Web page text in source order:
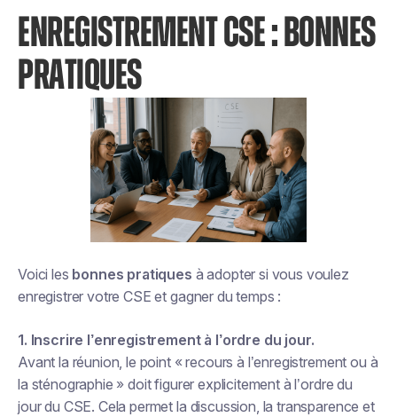
ENREGISTREMENT CSE : BONNES
PRATIQUES
Voici les bonnes pratiques à adopter si vous voulez
enregistrer votre CSE et gagner du temps :
1. Inscrire l’enregistrement à l’ordre du jour.
Avant la réunion, le point « recours à l’enregistrement ou à
la sténographie » doit figurer explicitement à l’ordre du
jour du CSE. Cela permet la discussion, la transparence et